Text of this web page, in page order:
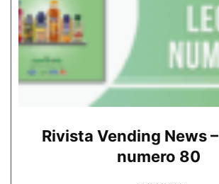
Rivista Vending News
numero 80